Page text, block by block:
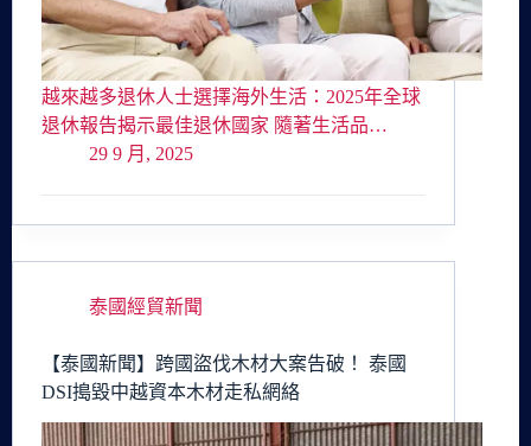
越來越多退休人士選擇海外生活：2025年全球
退休報告揭示最佳退休國家 隨著生活品…
29 9 月, 2025
泰國經貿新聞
【泰國新聞】跨國盜伐木材大案告破！ 泰國
DSI搗毀中越資本木材走私網絡